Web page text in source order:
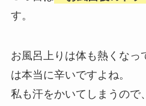
す。
お風呂上りは体も熱くなっ
は本当に辛いですよね。
私も汗をかいてしまうので